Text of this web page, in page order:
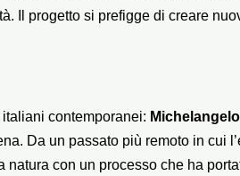
Il progetto si prefigge di creare
contemporanei:
Da un passato più remoto in cui
con un processo che ha